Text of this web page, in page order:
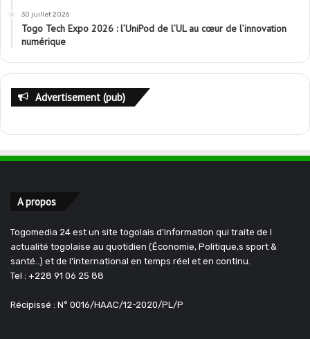
30 juillet 2026
Togo Tech Expo 2026 : l’UniPod de l’UL au cœur de l’innovation
numérique
Advertisement (pub)
A propos
Togomedia 24 est un site togolais d'information qui traite de l
actualité togolaise au quotidien (Économie, Politique,s sport &
santé..) et de l'international en temps réel et en continu.
Tel : +228 91 06 25 88
Récipissé : N° 0016/HAAC/12-2020/PL/P